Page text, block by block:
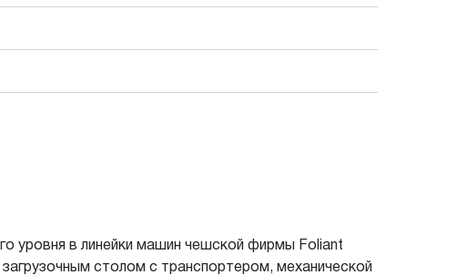
уровня в линейки машин чешской фирмы Foliant
столом с транспортером, механической